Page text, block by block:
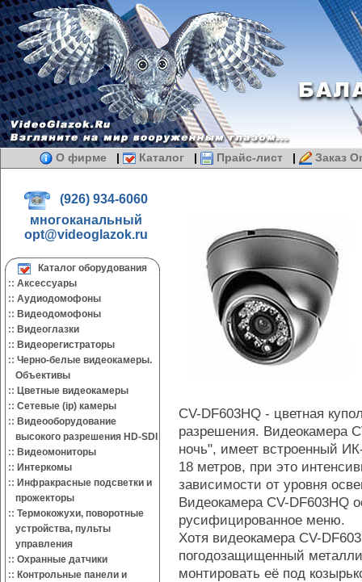
О фирме | Каталог | Прайс-лист | Заказ
(926) 934-6060
многоканальный
opt@videoglazok.ru
Каталог оборудования
:: Аксессуары
:: Аудиодомофоны
:: Видеодомофоны
:: Видеоглазки
:: Видеорегистраторы
:: Черно-белые видеокамеры.
Объективы
:: Цветные видеокамеры
:: Сетевые (ip) камеры
:: Видеооборудование
высокого разрешения HD-SDI
:: Видеомониторы
:: Интеркомы
:: Инфракрасные подсветки и
прожекторы
:: Термокожухи, поворотные
устройства, пульты
управления
:: Охранные датчики
:: Контрольные панели и
CV-DF603HQ - цветная
разрешения. Видеокамера
ночь", имеет встроенный
18 метров, при это
зависимости от уровня
Видеокамера CV-DF603HQ
русифицированное меню.
Хотя видеокамера CV-
погодозащищенный
монтировать её под